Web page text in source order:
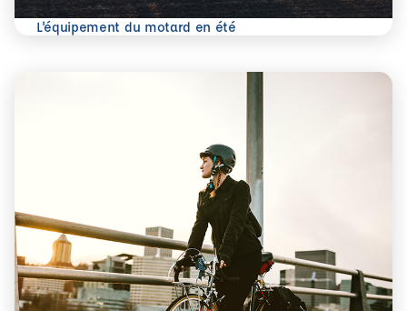
L'équipement du motard en été
En savoir plus